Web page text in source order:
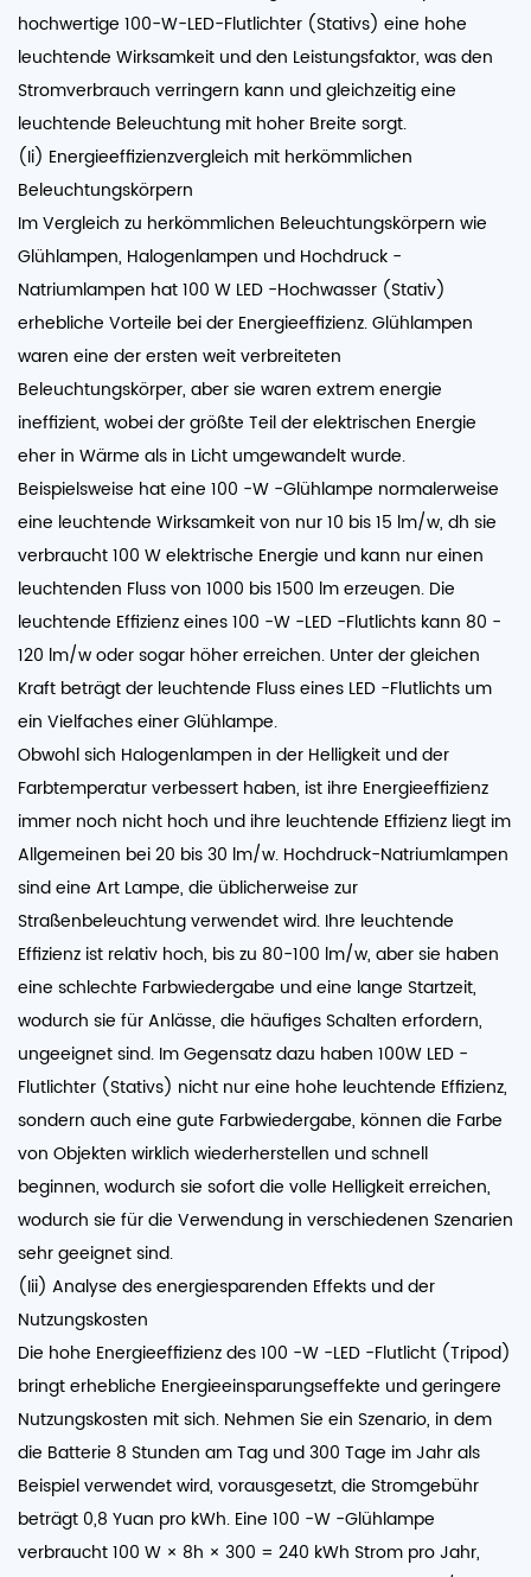
hochwertige 100-W-LED-Flutlichter (Stativs) eine hohe
leuchtende Wirksamkeit und den Leistungsfaktor, was den
Stromverbrauch verringern kann und gleichzeitig eine
leuchtende Beleuchtung mit hoher Breite sorgt.
(Ii) Energieeffizienzvergleich mit herkömmlichen
Beleuchtungskörpern
Im Vergleich zu herkömmlichen Beleuchtungskörpern wie
Glühlampen, Halogenlampen und Hochdruck -
Natriumlampen hat 100 W LED -Hochwasser (Stativ)
erhebliche Vorteile bei der Energieeffizienz. Glühlampen
waren eine der ersten weit verbreiteten
Beleuchtungskörper, aber sie waren extrem energie
ineffizient, wobei der größte Teil der elektrischen Energie
eher in Wärme als in Licht umgewandelt wurde.
Beispielsweise hat eine 100 -W -Glühlampe normalerweise
eine leuchtende Wirksamkeit von nur 10 bis 15 lm/w, dh sie
verbraucht 100 W elektrische Energie und kann nur einen
leuchtenden Fluss von 1000 bis 1500 lm erzeugen. Die
leuchtende Effizienz eines 100 -W -LED -Flutlichts kann 80 -
120 lm/w oder sogar höher erreichen. Unter der gleichen
Kraft beträgt der leuchtende Fluss eines LED -Flutlichts um
ein Vielfaches einer Glühlampe.
Obwohl sich Halogenlampen in der Helligkeit und der
Farbtemperatur verbessert haben, ist ihre Energieeffizienz
immer noch nicht hoch und ihre leuchtende Effizienz liegt im
Allgemeinen bei 20 bis 30 lm/w. Hochdruck-Natriumlampen
sind eine Art Lampe, die üblicherweise zur
Straßenbeleuchtung verwendet wird. Ihre leuchtende
Effizienz ist relativ hoch, bis zu 80-100 lm/w, aber sie haben
eine schlechte Farbwiedergabe und eine lange Startzeit,
wodurch sie für Anlässe, die häufiges Schalten erfordern,
ungeeignet sind. Im Gegensatz dazu haben 100W LED -
Flutlichter (Stativs) nicht nur eine hohe leuchtende Effizienz,
sondern auch eine gute Farbwiedergabe, können die Farbe
von Objekten wirklich wiederherstellen und schnell
beginnen, wodurch sie sofort die volle Helligkeit erreichen,
wodurch sie für die Verwendung in verschiedenen Szenarien
sehr geeignet sind.
(Iii) Analyse des energiesparenden Effekts und der
Nutzungskosten
Die hohe Energieeffizienz des 100 -W -LED -Flutlicht (Tripod)
bringt erhebliche Energieeinsparungseffekte und geringere
Nutzungskosten mit sich. Nehmen Sie ein Szenario, in dem
die Batterie 8 Stunden am Tag und 300 Tage im Jahr als
Beispiel verwendet wird, vorausgesetzt, die Stromgebühr
beträgt 0,8 Yuan pro kWh. Eine 100 -W -Glühlampe
verbraucht 100 W × 8h × 300 = 240 kWh Strom pro Jahr,